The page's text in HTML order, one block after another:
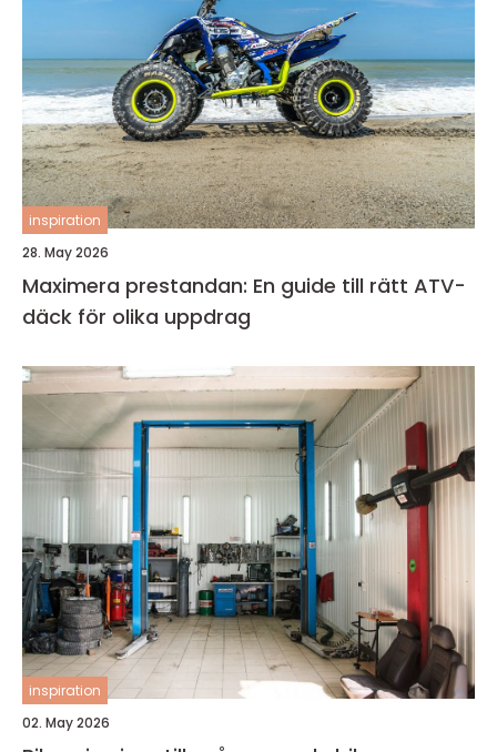
inspiration
28. May 2026
Maximera prestandan: En guide till rätt ATV-
däck för olika uppdrag
inspiration
02. May 2026